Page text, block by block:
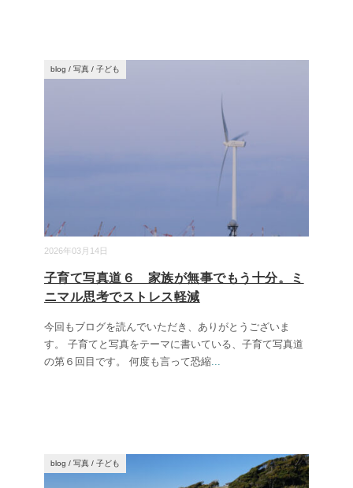
2026年03月14日
blog / 写真 / 子ども
子育て写真道６ 家族が無事でもう十分。ミ
ニマル思考でストレス軽減
今回もブログを読んでいただき、ありがとうございま
す。 子育てと写真をテーマに書いている、子育て写真道
の第６回目です。 何度も言って恐縮...
blog / 写真 / 子ども